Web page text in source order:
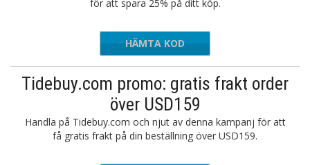
för att spara 25% på ditt köp.
Aff25
HÄMTA KOD
Tidebuy.com promo: gratis frakt order
över USD159
Handla på Tidebuy.com och njut av denna kampanj för att
få gratis frakt på din beställning över USD159.